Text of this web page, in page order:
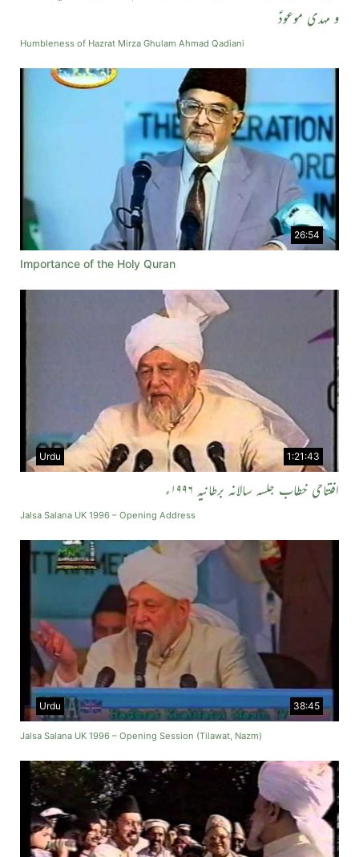
و مہدی موعودؑ
Humbleness of Hazrat Mirza Ghulam Ahmad Qadiani
26:54
Importance of the Holy Quran
1:21:43
Urdu
افتتاحی خطاب جلسہ سالانہ برطانیہ ۱۹۹۶ء
Jalsa Salana UK 1996 – Opening Address
38:45
Urdu
Jalsa Salana UK 1996 – Opening Session (Tilawat, Nazm)